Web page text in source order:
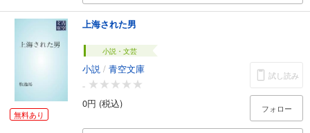
無料あり
上海された男
小説・文芸
小説 / 青空文庫
-
0円 (税込)
試し読み
フォロー